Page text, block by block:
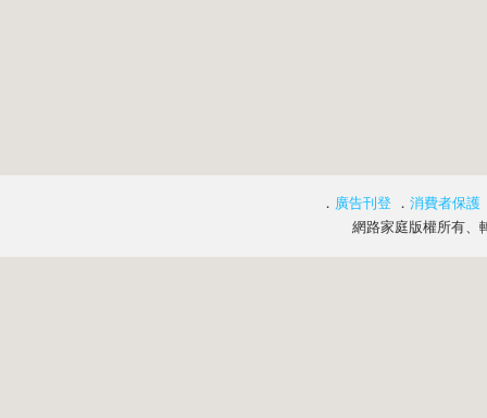
． 廣告刊登 ． 消費者保護
網路家庭版權所有、